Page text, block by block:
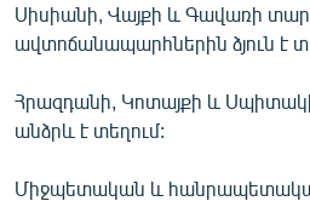
ՏԵՍԱՆՅՈՒԹԵՐ
ԲԱՆԱՎԵՃ
ՁԳՏԵԼՈՎ ԼԱՎԱԳՈՒՅՆԻՆ
ՓՈԴՔԱՍԹ
Սիսիանի, Վայքի և Գավառի
ավտոճանապարհներին ձյուն է
Հրազդանի, Կոտայքի և
անձրև է տեղում:
Միջպետական և